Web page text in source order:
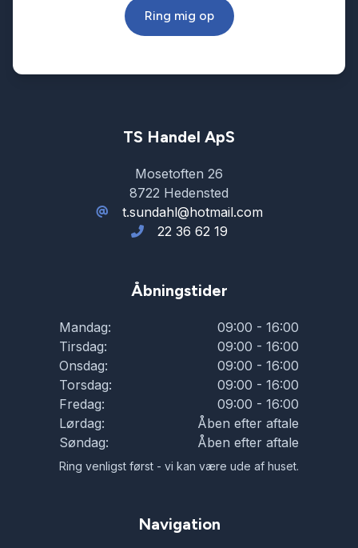
Ring mig op
TS Handel ApS
Mosetoften 26
8722 Hedensted
t.sundahl@hotmail.com
22 36 62 19
Åbningstider
Mandag:
09:00 - 16:00
Tirsdag:
09:00 - 16:00
Onsdag:
09:00 - 16:00
Torsdag:
09:00 - 16:00
Fredag:
09:00 - 16:00
Lørdag:
Åben efter aftale
Søndag:
Åben efter aftale
Ring venligst først - vi kan være ude af huset.
Navigation